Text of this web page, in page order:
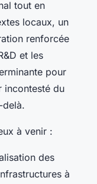
tout en
locaux, un
renforcée
et les
pour
incontesté du
delà.
à venir :
des
à